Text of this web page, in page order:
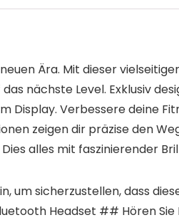
Ära. Mit dieser
nächste Level. Exklusiv
Display. Verbessere deine
zeigen dir präzise den
alles mit faszinierender
um sicherzustellen, dass
Headset ## Hören Sie